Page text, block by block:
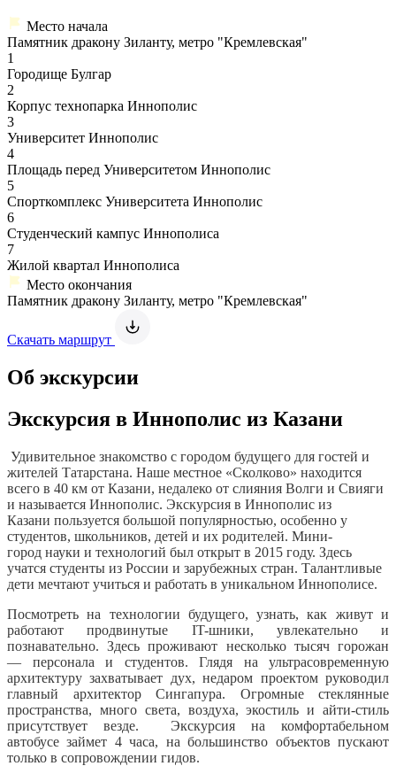
Место начала
Памятник дракону Зиланту, метро "Кремлевская"
1
Городище Булгар
2
Корпус технопарка Иннополис
3
Университет Иннополис
4
Площадь перед Университетом Иннополис
5
Спорткомплекс Университета Иннополис
6
Студенческий кампус Иннополиса
7
Жилой квартал Иннополиса
Место окончания
Памятник дракону Зиланту, метро "Кремлевская"
Скачать маршрут
Об экскурсии
Экскурсия в Иннополис из Казани
Удивительное знакомство с городом будущего для гостей и
жителей Татарстана. Наше местное «Сколково» находится
всего в 40 км от Казани, недалеко от слияния Волги и Свияги
и называется Иннополис. Экскурсия в Иннополис из
Казани пользуется большой популярностью, особенно у
студентов, школьников, детей и их родителей. Мини-
город науки и технологий был открыт в 2015 году. Здесь
учатся студенты из России и зарубежных стран. Талантливые
дети мечтают учиться и работать в уникальном Иннополисе.
Посмотреть на технологии будущего, узнать, как живут и
работают продвинутые IT-шники, увлекательно и
познавательно. Здесь проживают несколько тысяч горожан
― персонала и студентов. Глядя на ультрасовременную
архитектуру захватывает дух, недаром проектом руководил
главный архитектор Сингапура. Огромные стеклянные
пространства, много света, воздуха, экостиль и айти-стиль
присутствует везде. Экскурсия на комфортабельном
автобусе займет 4 часа, на большинство объектов пускают
только в сопровождении гидов.